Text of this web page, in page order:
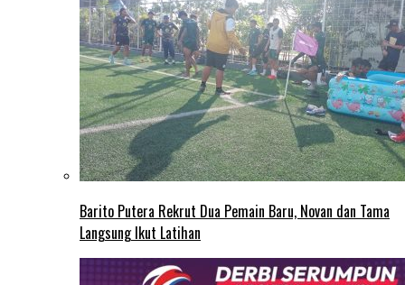
Barito Putera Rekrut Dua Pemain Baru, Novan dan Tama
Langsung Ikut Latihan